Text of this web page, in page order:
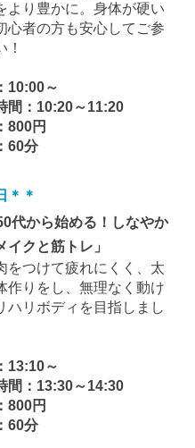
より豊かに。身体が硬い
心者の方も安心してご参
！
10:00～
間：10:20～11:20
800円
60分
＊＊
代から始める！しなやか
イクと筋トレ」
をつけて疲れにくく、太
作りをし、無理なく動け
ハリボディを目指しまし
13:10～
間：13:30～14:30
800円
60分